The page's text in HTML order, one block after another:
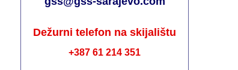
Dežurni telefon na skijalištu
+387 61 214 351